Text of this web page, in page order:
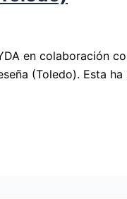
en colaboración
(Toledo). Esta